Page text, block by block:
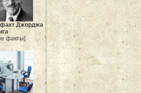
факт Джорджа
факты]